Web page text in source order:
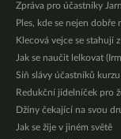
Zpráva pro účastníky
Ples, kde se nejen dobře
Klecová vejce se stahují
Jak se naučit lelkovat
Síň slávy účastníků
Redukční jídelníček pro
Džíny čekající na svou
Jak se žije v jiném světě